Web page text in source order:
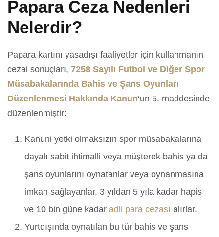
Papara Ceza Nedenleri
Nelerdir?
Papara kartını yasadışı faaliyetler için kullanmanın
cezai sonuçları, 7258 Sayılı Futbol ve Diğer Spor
Müsabakalarında Bahis ve Şans Oyunları
Düzenlenmesi Hakkında Kanun‘un 5. maddesinde
düzenlenmiştir:
Kanuni yetki olmaksızın spor müsabakalarına
dayalı sabit ihtimalli veya müşterek bahis ya da
şans oyunlarını oynatanlar veya oynanmasına
imkan sağlayanlar, 3 yıldan 5 yıla kadar hapis
ve 10 bin güne kadar adli para cezası alırlar.
Yurtdışında oynatılan bu tür bahis ve şans